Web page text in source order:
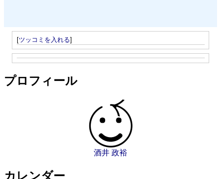
[ツッコミを入れる]
プロフィール
酒井 政裕
カレンダー